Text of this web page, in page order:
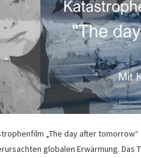
„The day after
globalen Erwärmung.